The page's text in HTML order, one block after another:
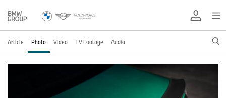
Article Photo Video TV Footage Audio